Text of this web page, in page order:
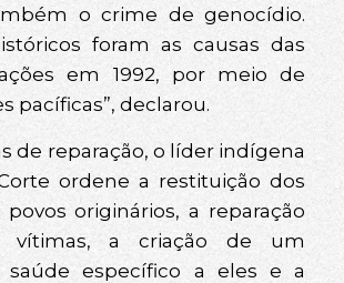
o crime de genocídio.
foram as causas das
em 1992, por meio de
pacíficas”, declarou.
de reparação, o líder indígena
ordene a restituição dos
originários, a reparação
vítimas, a criação de um
saúde específico a eles e a